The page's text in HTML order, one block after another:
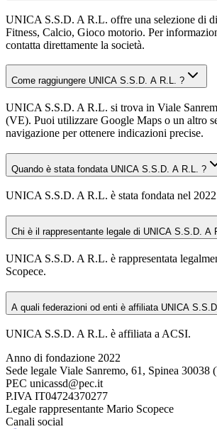
UNICA S.S.D. A R.L. offre una selezione di
Fitness, Calcio, Gioco motorio. Per
contatta direttamente la società.
Come raggiungere UNICA S.S.D. A R.L. ?
UNICA S.S.D. A R.L. si trova in Viale
(VE). Puoi utilizzare Google Maps o un altro
navigazione per ottenere indicazioni precise.
Quando è stata fondata UNICA S.S.D. A R.L. ?
UNICA S.S.D. A R.L. è stata fondata nel
Chi è il rappresentante legale di UNICA S.S.D. A
UNICA S.S.D. A R.L. è rappresentata
Scopece.
A quali federazioni od enti è affiliata UNICA
UNICA S.S.D. A R.L. è affiliata a ACSI.
Anno di fondazione 2022
Sede legale Viale Sanremo, 61, Spinea 30038
PEC unicassd@pec.it
P.IVA IT04724370277
Legale rappresentante Mario Scopece
Canali social